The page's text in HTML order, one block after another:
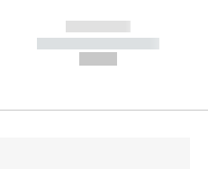
------------
----------- -----------